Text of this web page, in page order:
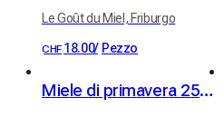
Le Goût du Miel, Friburgo
CHF 18.00/ Pezzo
Miele di primavera 250g